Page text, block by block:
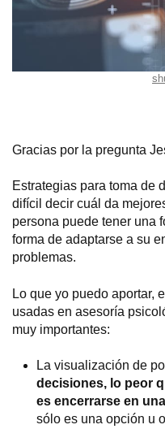
Gracias por la pregunta
Estrategias para toma de
difícil decir cuál da
persona puede tener una
forma de adaptarse a su
problemas.
Lo que yo puedo aportar,
usadas en asesoría
muy importantes:
La visualización de
decisiones, lo peor
es encerrarse en
sólo es una opción u